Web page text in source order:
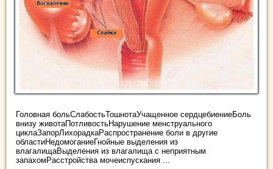
Головная больСлабостьТошнотаУчащенное сердцебиениеБоль
внизу животаПотливостьНарушение менструального
циклаЗапорЛихорадкаРаспространение боли в другие
областиНедомоганиеГнойные выделения из
влагалищаВыделения из влагалища с неприятным
запахомРасстройства мочеиспускания ...